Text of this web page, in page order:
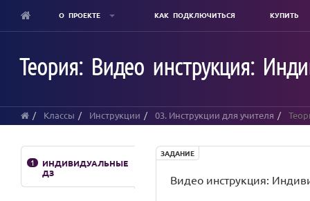
content
О ПРОЕКТЕ КАК ПОДКЛЮЧИТЬСЯ КУПИТЬ
Теория: Видео инструкция:
Классы Инструкции 03. Инструкции для учителя
1
ИНДИВИДУАЛЬНЫЕ
ДЗ
ЗАДАНИЕ
Видео инструкция: